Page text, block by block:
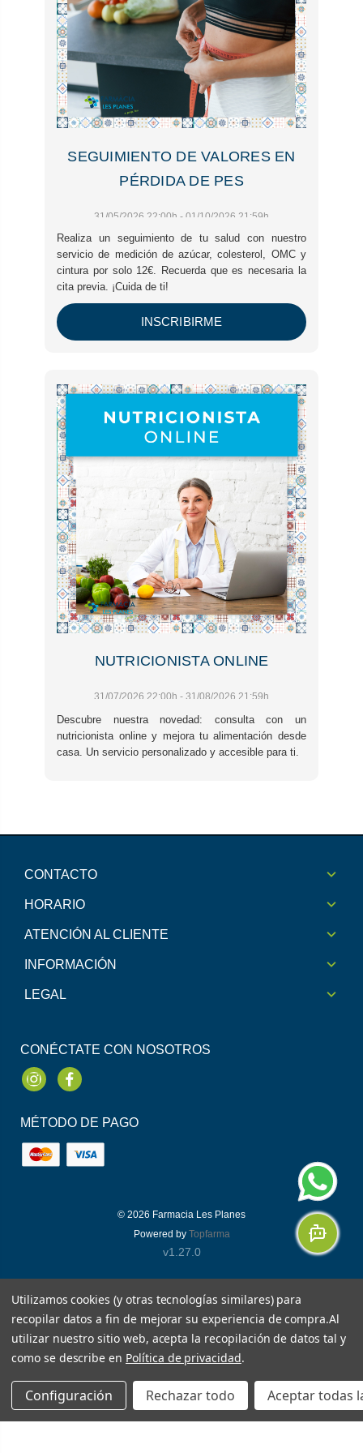
SEGUIMIENTO DE VALORES EN
PÉRDIDA DE PES
31/05/2026 22:00h - 01/10/2026 21:59h
Realiza un seguimiento de tu salud con nuestro
servicio de medición de azúcar, colesterol, OMC y
cintura por solo 12€. Recuerda que es necesaria la
cita previa. ¡Cuida de ti!
INSCRIBIRME
NUTRICIONISTA ONLINE
31/07/2026 22:00h - 31/08/2026 21:59h
Descubre nuestra novedad: consulta con un
nutricionista online y mejora tu alimentación desde
casa. Un servicio personalizado y accesible para ti.
CONTACTO
HORARIO
ATENCIÓN AL CLIENTE
INFORMACIÓN
LEGAL
CONÉCTATE CON NOSOTROS
InstagramFacebook
MÉTODO DE PAGO
© 2026 Farmacia Les Planes
Powered by Topfarma
v1.27.0
Utilizamos cookies (y otras tecnologías similares) para
recopilar datos a fin de mejorar su experiencia de compra.Al
utilizar nuestro sitio web, acepta la recopilación de datos tal y
como se describe en Política de privacidad.
Configuración Rechazar todo Aceptar todas